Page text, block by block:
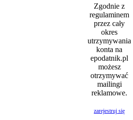
Zgodnie z
regulaminem
przez cały
okres
utrzymywania
konta na
epodatnik.pl
możesz
otrzymywać
mailingi
reklamowe.
zarejestruj się